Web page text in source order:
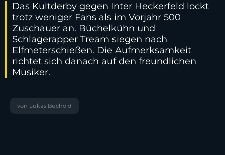
Das Kultderby gegen Inter Heckerfeld lockt
trotz weniger Fans als im Vorjahr 500
Zuschauer an. Büchelkühn und
Schlagerapper Tream siegen nach
Elfmeterschießen. Die Aufmerksamkeit
richtet sich danach auf den freundlichen
Musiker.
von Lukas Büchold